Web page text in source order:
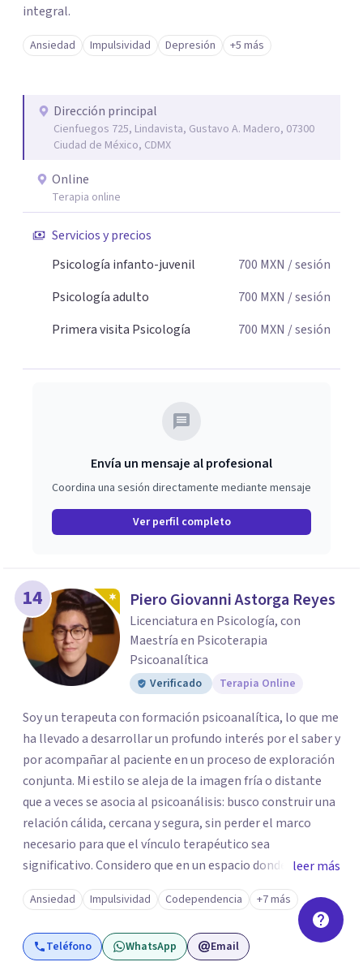
integral.
Ansiedad Impulsividad Depresión +5 más
Dirección principal
Cienfuegos 725, Lindavista, Gustavo A. Madero, 07300
Ciudad de México, CDMX
Online
Terapia online
Servicios y precios
Psicología infanto-juvenil
700 MXN / sesión
Psicología adulto
700 MXN / sesión
Primera visita Psicología
700 MXN / sesión
Envía un mensaje al profesional
Coordina una sesión directamente mediante mensaje
Ver perfil completo
14 Piero Giovanni Astorga Reyes
Licenciatura en Psicología, con
Maestría en Psicoterapia
Psicoanalítica
Verificado Terapia Online
Soy un terapeuta con formación psicoanalítica, lo que me
ha llevado a desarrollar un profundo interés por el saber y
por acompañar al paciente en un proceso de exploración
conjunta. Mi estilo se aleja de la imagen fría o distante
que a veces se asocia al psicoanálisis: busco construir una
relación cálida, cercana y segura, sin perder el marco
necesario para que el vínculo terapéutico sea
significativo. Considero que en un espacio donde uno
puede sentirse acompañado y escuchado, es posible
mirar con honestidad cómo nos vinculamos afuera, qué se
repite, qué duele, y qué puede transformarse. En mi
consultorio hay lugar para todo: risas, tristezas, enojos y
leer más
Ansiedad Impulsividad Codependencia +7 más
Teléfono WhatsApp Email